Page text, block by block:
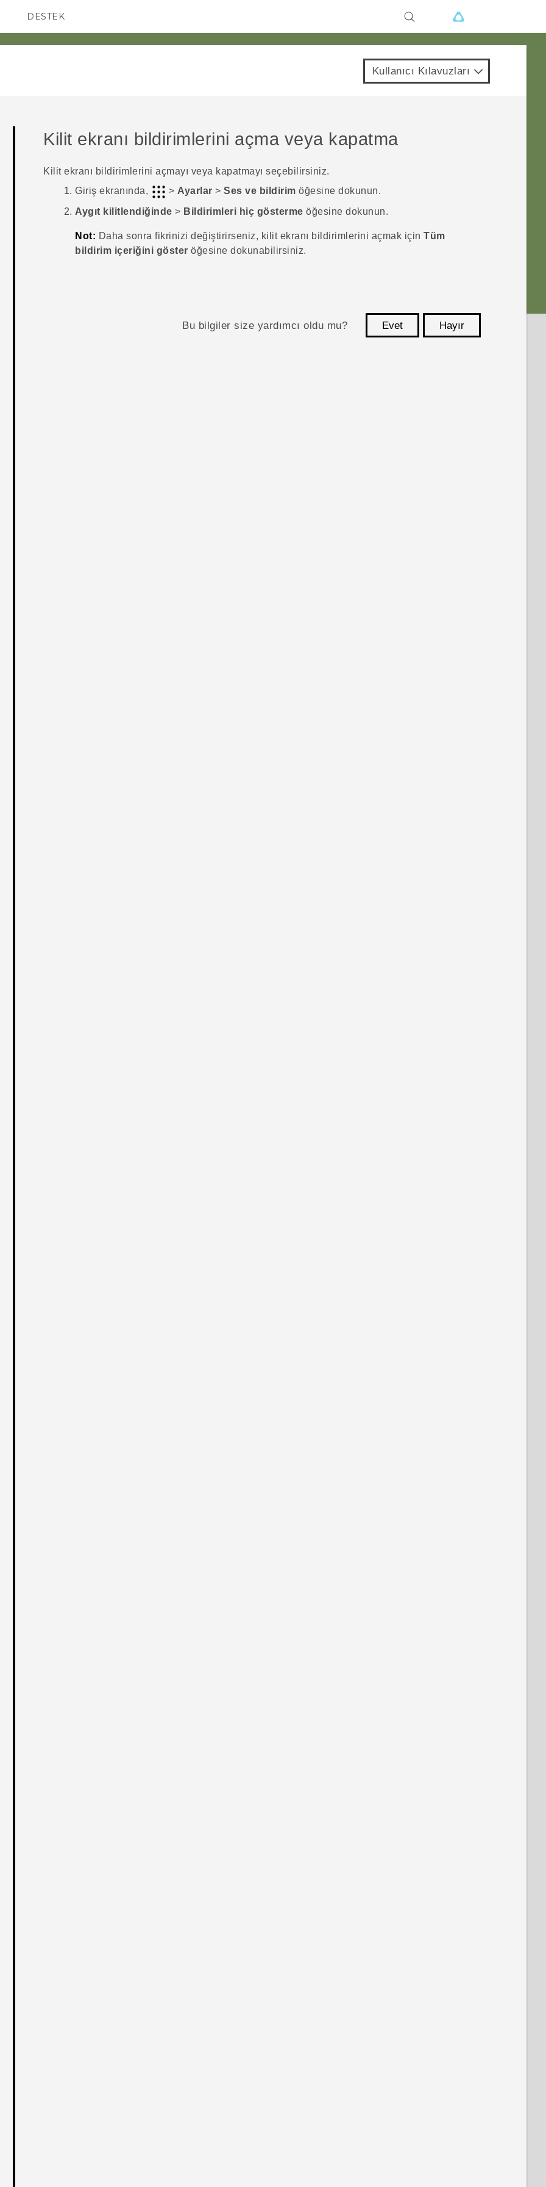
AKILLI TELEFONLAR
DESTEK
Kullanıcı Kılavuzları
Kilit ekranı bildirimlerini açma veya kapatma
Kilit ekranı bildirimlerini açmayı veya kapatmayı seçebilirsiniz.
Giriş ekranında, >Ayarlar >Ses ve bildirim öğesine dokunun.
Aygıt kilitlendiğinde > Bildirimleri hiç gösterme öğesine dokunun.
Not: Daha sonra fikrinizi değiştirirseniz, kilit ekranı bildirimlerini açmak içinTüm
bildirim içeriğini göster öğesine dokunabilirsiniz.
Bu bilgiler size yardımcı oldu mu? Evet
Hayır